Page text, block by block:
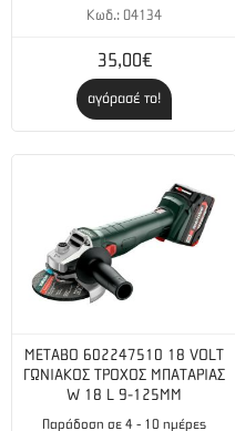
Ομοιόμορφο
με χαμηλούς κραδασμούς
Μέγιστη ταχύτητα
Κωδ.: 04134
35,00€
αγόρασέ το!
METABO 602247510 18 VOLT
ΓΩΝΙΑΚΟΣ ΤΡΟΧΟΣ ΜΠΑΤΑΡΙΑΣ
W 18 L 9-125MM
Παράδοση σε 4 - 10 ημέρες